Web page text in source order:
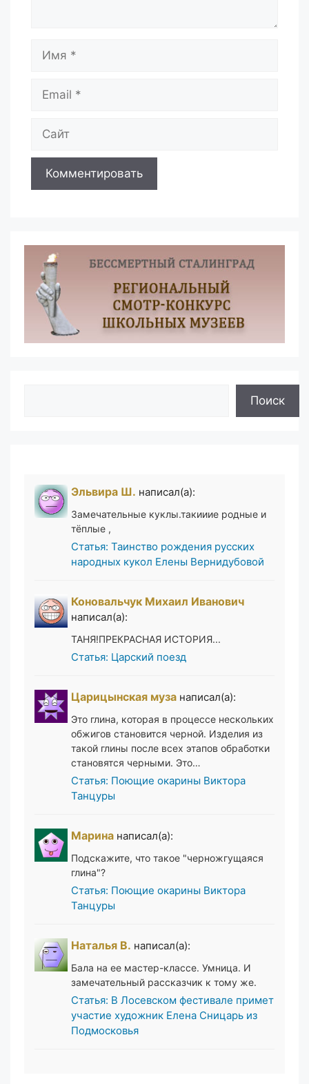
Поиск
Эльвира Ш. написал(а):
Замечательные куклы.такииие родные и
тёплые ,
Статья: Таинство рождения русских
народных кукол Елены Вернидубовой
Коновальчук Михаил Иванович
написал(а):
ТАНЯ!ПРЕКРАСНАЯ ИСТОРИЯ...
Статья: Царский поезд
Царицынская муза написал(а):
Это глина, которая в процессе нескольких
обжигов становится черной. Изделия из
такой глины после всех этапов обработки
становятся черными. Это…
Статья: Поющие окарины Виктора
Танцуры
Марина написал(а):
Подскажите, что такое "черножгущаяся
глина"?
Статья: Поющие окарины Виктора
Танцуры
Наталья В. написал(а):
Бала на ее мастер-классе. Умница. И
замечательный рассказчик к тому же.
Статья: В Лосевском фестивале примет
участие художник Елена Сницарь из
Подмосковья